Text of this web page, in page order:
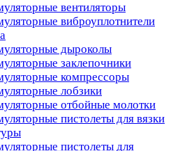
вентиляторы
виброуплотнители
дыроколы
заклепочники
компрессоры
лобзики
отбойные молотки
пистолеты для вязки
пистолеты для